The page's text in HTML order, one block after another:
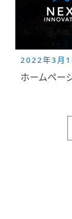
2022年3月
ホームペー